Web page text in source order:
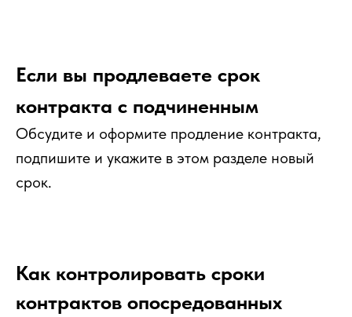
Если вы продлеваете срок
контракта с подчиненным
Обсудите и оформите продление контракта,
подпишите и укажите в этом разделе новый
срок.
Как контролировать сроки
контрактов опосредованных